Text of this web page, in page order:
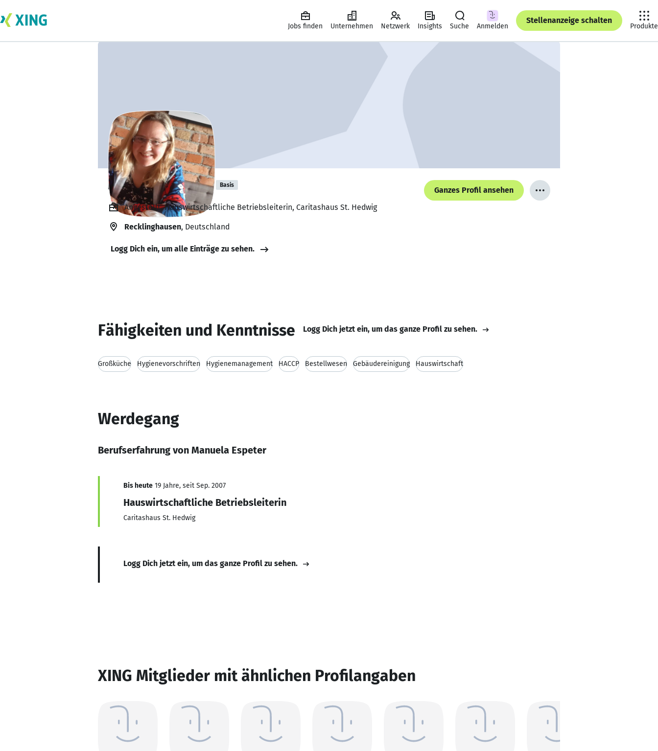
Jobs finden Unternehmen Netzwerk Insights Suche Anmelden
Stellenanzeige schalten
Produkte
Manuela Espeter Basis
Ganzes Profil ansehen
Angestellt, Hauswirtschaftliche Betriebsleiterin, Caritashaus St. Hedwig
Recklinghausen, Deutschland
Logg Dich ein, um alle Einträge zu sehen.
Fähigkeiten und Kenntnisse Logg Dich jetzt ein, um das ganze Profil zu sehen.
Großküche Hygienevorschriften Hygienemanagement HACCP Bestellwesen Gebäudereinigung Hauswirtschaft
Werdegang
Berufserfahrung von Manuela Espeter
Bis heute 19 Jahre, seit Sep. 2007
Hauswirtschaftliche Betriebsleiterin
Caritashaus St. Hedwig
Logg Dich jetzt ein, um das ganze Profil zu sehen.
XING Mitglieder mit ähnlichen Profilangaben